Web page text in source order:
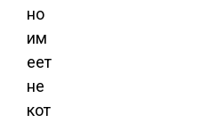
но
им
еет
не
кот